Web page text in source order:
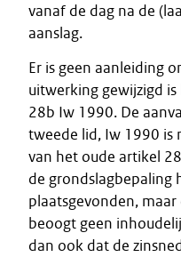
vanaf de dag na de
aanslag.
Er is geen aanleiding
uitwerking gewijzigd
28b Iw 1990. De
tweede lid, Iw 1990 is
van het oude artikel
de grondslagbepaling
plaatsgevonden,
beoogt geen
dan ook dat de